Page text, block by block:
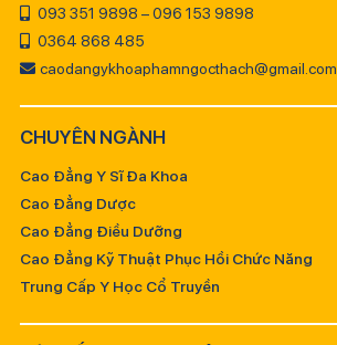
093 351 9898 – 096 153 9898
0364 868 485
caodangykhoaphamngocthach@gmail.com
CHUYÊN NGÀNH
Cao Đẳng Y Sĩ Đa Khoa
Cao Đẳng Dược
Cao Đẳng Điều Dưỡng
Cao Đẳng Kỹ Thuật Phục Hồi Chức Năng
Trung Cấp Y Học Cổ Truyền